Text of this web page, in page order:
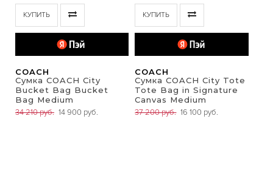
КУПИТЬ
COACH
Сумка COACH City
Bucket Bag Bucket
Bag Medium
34 210 руб. 14 900 руб.
КУПИТЬ
COACH
Сумка COACH City Tote
Tote Bag in Signature
Canvas Medium
37 200 руб. 16 100 руб.